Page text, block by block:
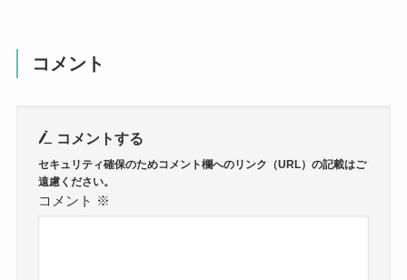
コメント
コメントする
コメント ※